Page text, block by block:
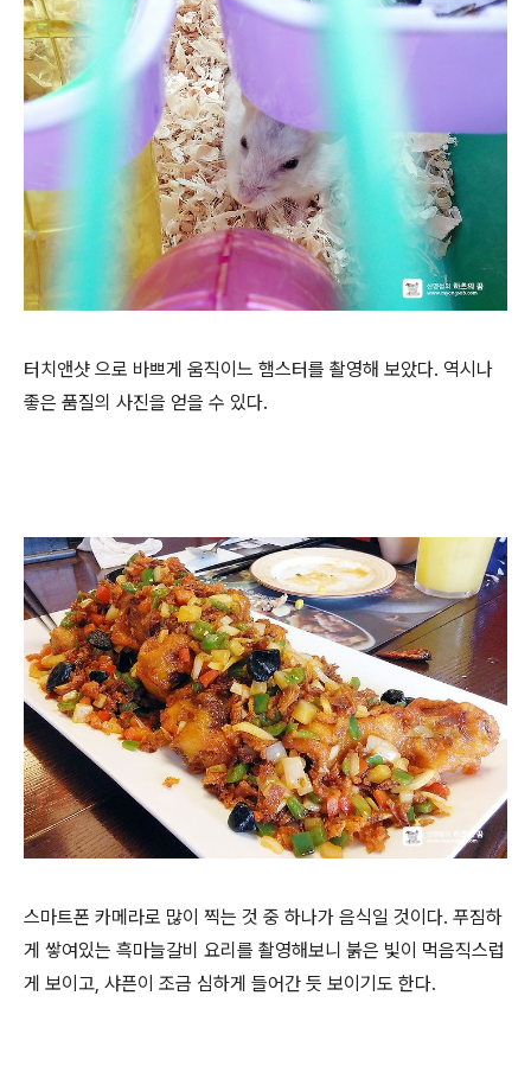
터치앤샷 으로 바쁘게 움직이느 햄스터를 촬영해 보았다. 역시나
좋은 품질의 사진을 얻을 수 있다.
스마트폰 카메라로 많이 찍는 것 중 하나가 음식일 것이다. 푸짐하
게 쌓여있는 흑마늘갈비 요리를 촬영해보니 붉은 빛이 먹음직스럽
게 보이고, 샤픈이 조금 심하게 들어간 듯 보이기도 한다.